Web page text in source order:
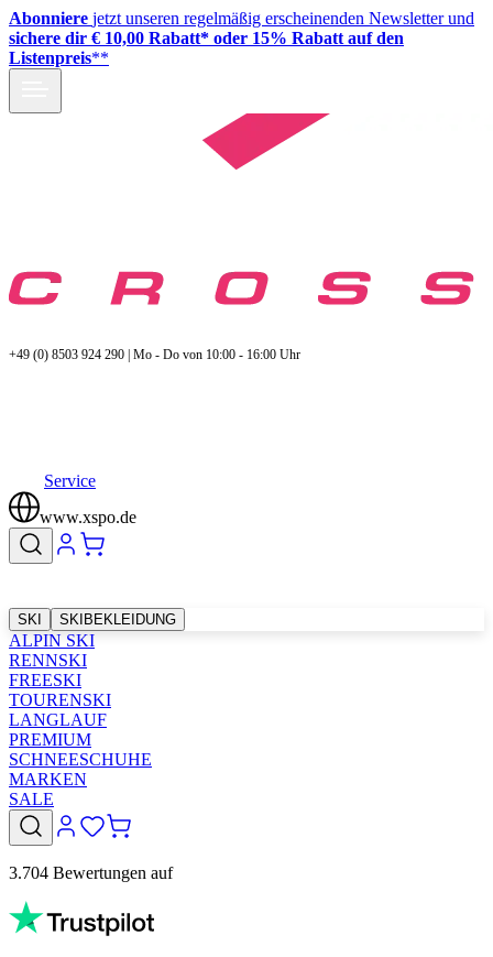
Abonniere jetzt unseren regelmäßig erscheinenden Newsletter und
sichere dir € 10,00 Rabatt* oder 15% Rabatt auf den
Listenpreis**
+49 (0) 8503 924 290 | Mo - Do von 10:00 - 16:00 Uhr
Service
www.xspo.de
SKI SKIBEKLEIDUNG
ALPIN SKI
RENNSKI
FREESKI
TOURENSKI
LANGLAUF
PREMIUM
SCHNEESCHUHE
MARKEN
SALE
3.704 Bewertungen auf